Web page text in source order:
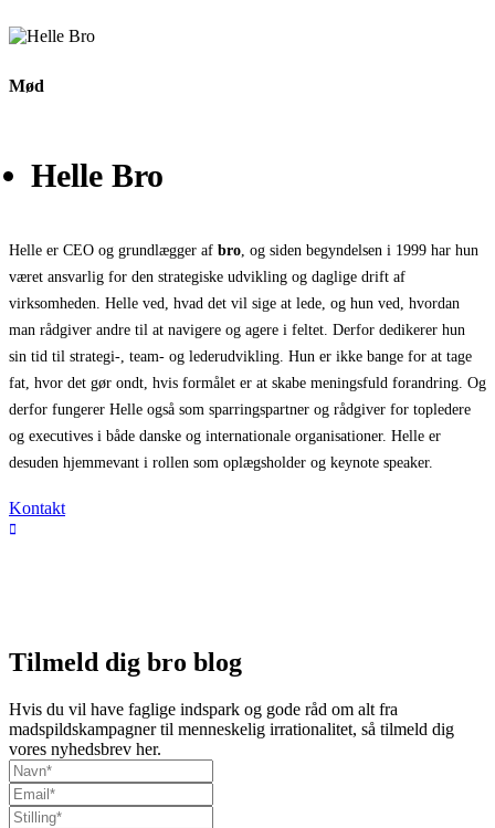
Mød
Helle Bro
Helle er CEO og grundlægger af bro, og siden begyndelsen i 1999 har hun
været ansvarlig for den strategiske udvikling og daglige drift af
virksomheden. Helle ved, hvad det vil sige at lede, og hun ved, hvordan
man rådgiver andre til at navigere og agere i feltet. Derfor dedikerer hun
sin tid til strategi-, team- og lederudvikling. Hun er ikke bange for at tage
fat, hvor det gør ondt, hvis formålet er at skabe meningsfuld forandring. Og
derfor fungerer Helle også som sparringspartner og rådgiver for topledere
og executives i både danske og internationale organisationer. Helle er
desuden hjemmevant i rollen som oplægsholder og keynote speaker.
Kontakt
Tilmeld dig bro blog
Hvis du vil have faglige indspark og gode råd om alt fra
madspildskampagner til menneskelig irrationalitet, så tilmeld dig
vores nyhedsbrev her.